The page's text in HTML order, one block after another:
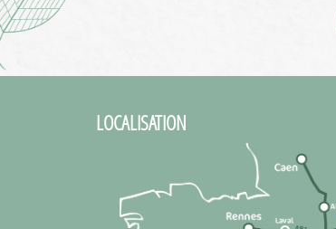
LOCALISATION